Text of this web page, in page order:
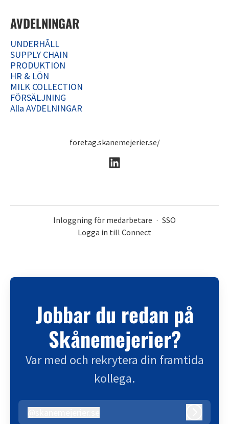
AVDELNINGAR
UNDERHÅLL
SUPPLY CHAIN
PRODUKTION
HR & LÖN
MILK COLLECTION
FÖRSÄLJNING
Alla AVDELNINGAR
foretag.skanemejerier.se/
Inloggning för medarbetare · SSO
Logga in till Connect
Jobbar du redan på
Skånemejerier?
Var med och rekrytera din framtida
kollega.
skanemejerier.se